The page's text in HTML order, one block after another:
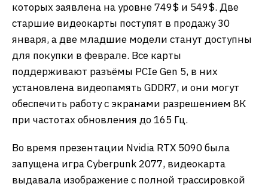
которых заявлена на уровне 749$ и 549$. Две
старшие видеокарты поступят в продажу 30
января, а две младшие модели станут доступны
для покупки в феврале. Все карты
поддерживают разъёмы PCIe Gen 5, в них
установлена видеопамять GDDR7, и они могут
обеспечить работу с экранами разрешением 8К
при частотах обновления до 165 Гц.
Во время презентации Nvidia RTX 5090 была
запущена игра Cyberpunk 2077, видеокарта
выдавала изображение с полной трассировкой